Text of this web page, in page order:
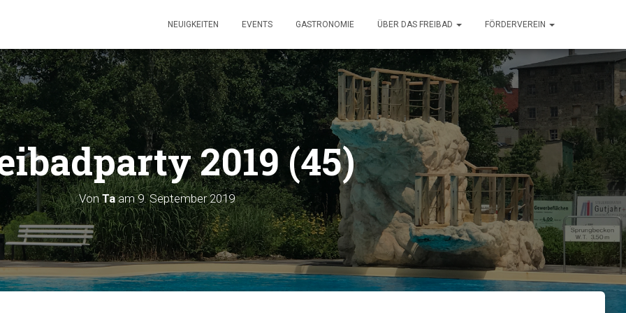
NEUIGKEITEN EVENTS GASTRONOMIE ÜBER DAS FREIBAD FÖRDERVEREIN
2019 (45)
VonTaam9. September 2019